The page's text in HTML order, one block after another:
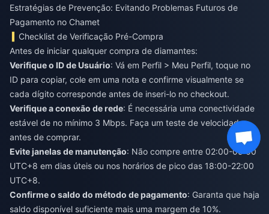
Estratégias de Prevenção: Evitando Problemas Futuros de
Pagamento no Chamet
Checklist de Verificação Pré-Compra
Antes de iniciar qualquer compra de diamantes:
Verifique o ID de Usuário: Vá em Perfil > Meu Perfil, toque no
ID para copiar, cole em uma nota e confirme visualmente se
cada dígito corresponde antes de inseri-lo no checkout.
Verifique a conexão de rede: É necessária uma conectividade
estável de no mínimo 3 Mbps. Faça um teste de velocidade
antes de comprar.
Evite janelas de manutenção: Não compre entre 02:00-05:00
UTC+8 em dias úteis ou nos horários de pico das 18:00-22:00
UTC+8.
Confirme o saldo do método de pagamento: Garanta que haja
saldo disponível suficiente mais uma margem de 10%.